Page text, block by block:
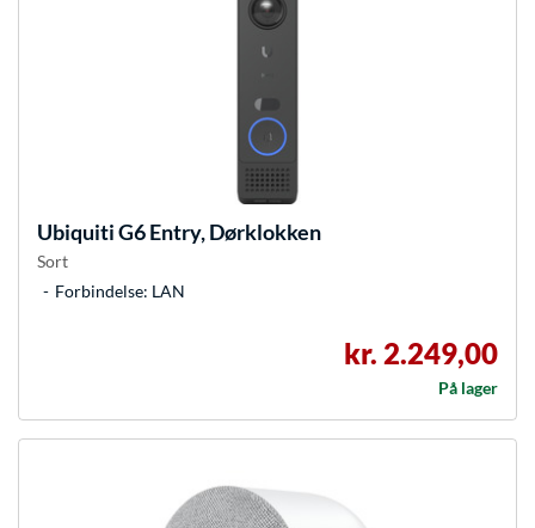
UbiquitiG6 Entry, Dørklokken
Sort
Forbindelse: LAN
kr. 2.249,00
På lager